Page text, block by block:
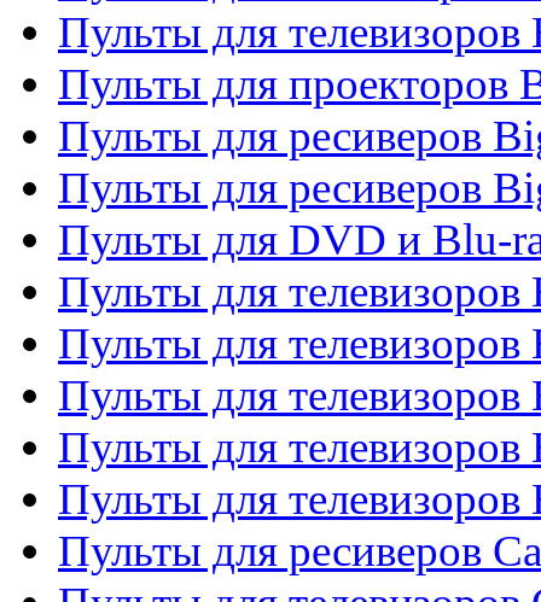
Пульты для телевизоров
Пульты для проекторов
Пульты для ресиверов
Пульты для ресиверов
Пульты для DVD и Blu-
Пульты для телевизоров
Пульты для телевизоров
Пульты для телевизоров
Пульты для телевизоров
Пульты для телевизоров
Пульты для ресиверов